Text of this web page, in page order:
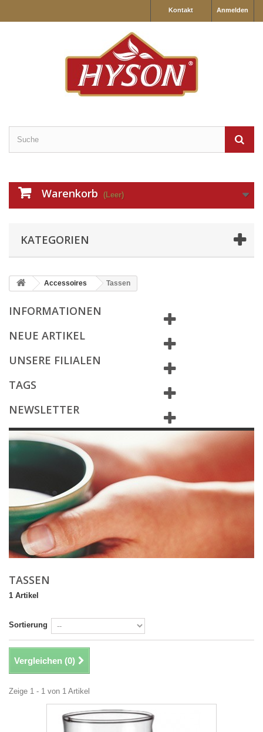
Anmelden
Kontakt
Warenkorb (Leer)
KATEGORIEN
Accessoires Tassen
INFORMATIONEN
NEUE ARTIKEL
UNSERE FILIALEN
TAGS
NEWSLETTER
TASSEN
1 Artikel
Sortierung
Vergleichen (0)
Zeige 1 - 1 von 1 Artikel